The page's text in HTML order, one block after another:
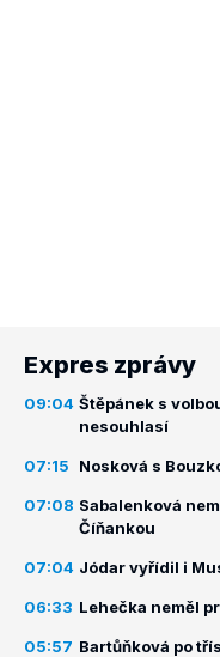
Expres zprávy
09:04 Štěpánek s
nesouhlasí
07:15 Nosková s
07:08 Sabalenková
Číňankou
07:04 Jódar vyřídil i
06:33 Lehečka neměl
05:57 Bartůňková po